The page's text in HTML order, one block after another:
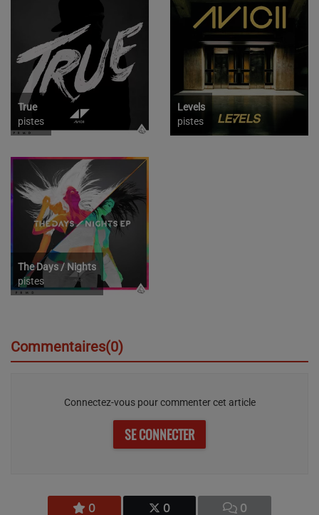
0 0 0
True
pistes
Levels
pistes
The Days / Nights
pistes
Commentaires(0)
Connectez-vous pour commenter cet article
SE CONNECTER